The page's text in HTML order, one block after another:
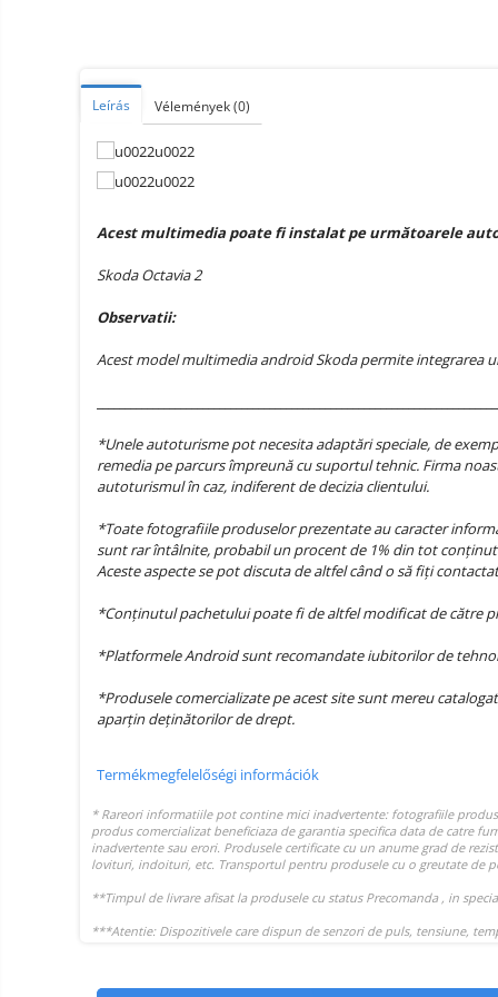
Gadgets tartozék
Kamerás drónok
Külső akkumulátor
Az autó tartozékai
Lifestyle
Hordozható hangszórók
állomások és napelemek
Elektromos járműtöltő
állomások
Android médialejátszó
Miracast
Tartozék
Újrazárt
Érintésmentes
hőmérők
alkatrészek
tartozékok
Pótalkatrészek és kiegészítők
Telefon alkatrészek
Leírás Vélemények(0)
Acest multimedia poate fi instalat pe următoarele
Skoda Octavia 2
Observatii:
Acest model multimedia android Skoda permite integrarea
*Unele autoturisme pot necesita adaptări speciale, de
remedia pe parcurs împreună cu suportul tehnic. Firma
autoturismul în caz, indiferent de decizia clientului.
*Toate fotografiile produselor prezentate au caracter
sunt rar întâlnite, probabil un procent de 1% din tot
Aceste aspecte se pot discuta de altfel când o să fiți
*Conținutul pachetului poate fi de altfel modificat de către
*Platformele Android sunt recomandate iubitorilor de
*Produsele comercializate pe acest site sunt mereu
aparțin deținătorilor de drept.
Termékmegfelelőségi információk